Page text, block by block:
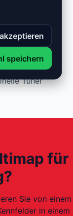
€)
und
Tuner
für
Sie von einem
in einem
speichern